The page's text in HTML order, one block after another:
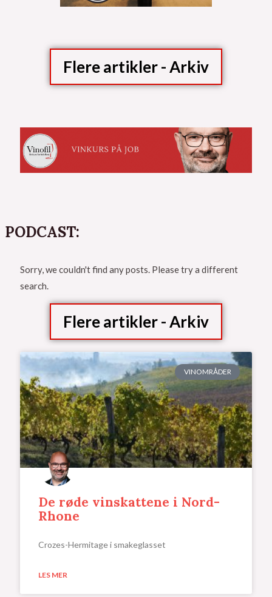
Flere artikler - Arkiv
PODCAST:
Sorry, we couldn't find any posts. Please try a different
search.
Flere artikler - Arkiv
VINOMRÅDER
De røde vinskattene i Nord-
Rhone
Crozes-Hermitage i smakeglasset
LES MER
SideSideSideSide